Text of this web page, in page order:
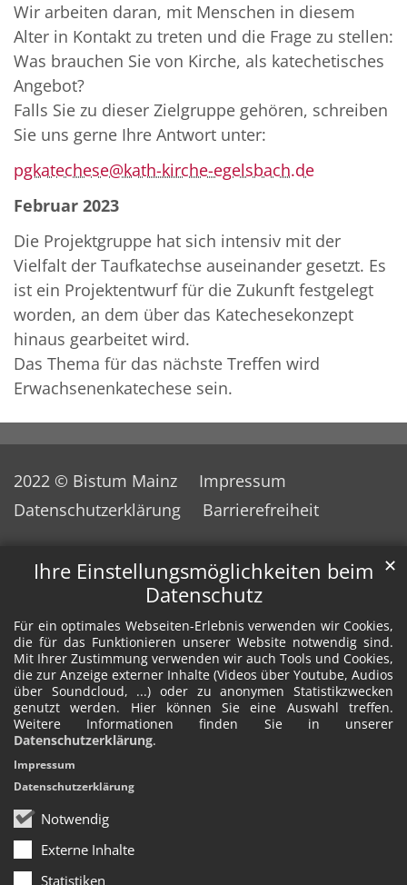
Ihre Einstellungsmöglichkeiten beim
Datenschutz
Für ein optimales Webseiten-Erlebnis verwenden wir Cookies,
die für das Funktionieren unserer Website notwendig sind.
Mit Ihrer Zustimmung verwenden wir auch Tools und Cookies,
die zur Anzeige externer Inhalte (Videos über Youtube, Audios
über Soundcloud, ...) oder zu anonymen Statistikzwecken
genutzt werden. Hier können Sie eine Auswahl treffen.
Weitere Informationen finden Sie in unserer
Datenschutzerklärung.
Notwendig
Externe Inhalte
Statistiken
✕
Impressum
Datenschutzerklärung
Wir arbeiten daran, mit Menschen in diesem
Alter in Kontakt zu treten und die Frage zu stellen:
Was brauchen Sie von Kirche, als katechetisches
Angebot?
Falls Sie zu dieser Zielgruppe gehören, schreiben
Sie uns gerne Ihre Antwort unter:
pgkatechese@kath-kirche-egelsbach.de
Februar 2023
Die Projektgruppe hat sich intensiv mit der
Vielfalt der Taufkatechse auseinander gesetzt. Es
ist ein Projektentwurf für die Zukunft festgelegt
worden, an dem über das Katechesekonzept
hinaus gearbeitet wird.
Das Thema für das nächste Treffen wird
Erwachsenenkatechese sein.
2022 © Bistum Mainz
Impressum
Datenschutzerklärung
Barrierefreiheit